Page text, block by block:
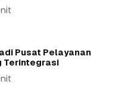
Pusat Pelayanan
Terintegrasi